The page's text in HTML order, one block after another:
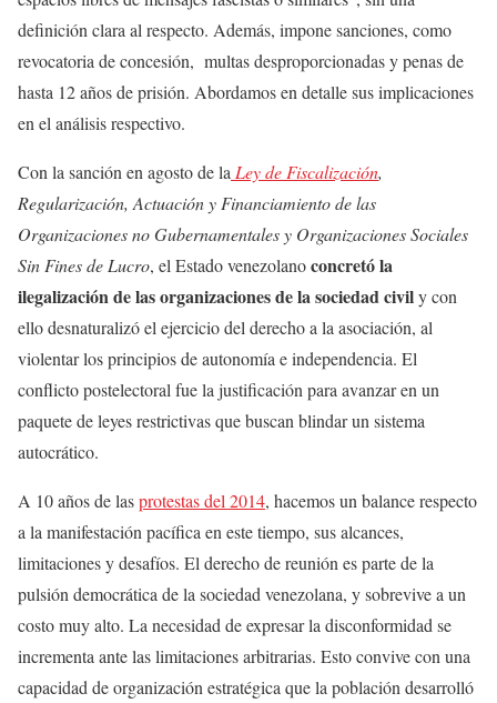
definición clara al respecto. Además, impone sanciones, como
revocatoria de concesión, multas desproporcionadas y penas de
hasta 12 años de prisión. Abordamos en detalle sus implicaciones
en el análisis respectivo.
Con la sanción en agosto de la Ley de Fiscalización,
Regularización, Actuación y Financiamiento de las
Organizaciones no Gubernamentales y Organizaciones Sociales
Sin Fines de Lucro, el Estado venezolanoconcretó la
ilegalización de las organizaciones de la sociedad civily con
ello desnaturalizó el ejercicio del derecho a la asociación, al
violentar los principios de autonomía e independencia. El
conflicto postelectoral fue la justificación para avanzar en un
paquete de leyes restrictivas que buscan blindar un sistema
autocrático.
A 10 años de lasprotestas del 2014, hacemos un balance respecto
a la manifestación pacífica en este tiempo, sus alcances,
limitaciones y desafíos. El derecho de reunión es parte de la
pulsión democrática de la sociedad venezolana, y sobrevive a un
costo muy alto. La necesidad de expresar la disconformidad se
incrementa ante las limitaciones arbitrarias. Esto convive con una
capacidad de organización estratégica que la población desarrolló